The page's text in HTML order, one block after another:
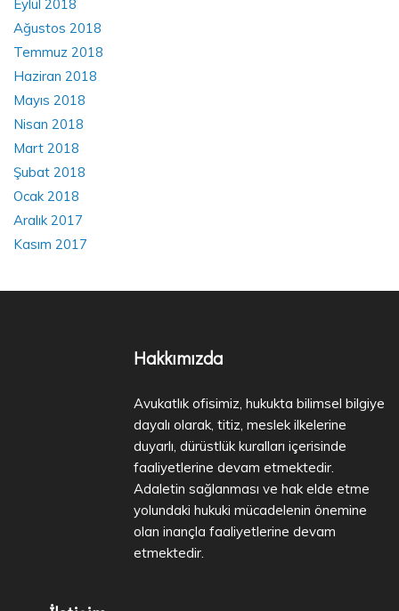
Eylül 2018
Ağustos 2018
Temmuz 2018
Haziran 2018
Mayıs 2018
Nisan 2018
Mart 2018
Şubat 2018
Ocak 2018
Aralık 2017
Kasım 2017
Hakkımızda
Avukatlık ofisimiz, hukukta bilimsel bilgiye
dayalı olarak, titiz, meslek ilkelerine
duyarlı, dürüstlük kuralları içerisinde
faaliyetlerine devam etmektedir.
Adaletin sağlanması ve hak elde etme
yolundaki hukuki mücadelenin önemine
olan inançla faaliyetlerine devam
etmektedir.